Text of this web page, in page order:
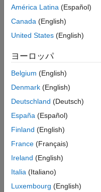
構文
説明
例
バージョン履歴
例
以下の例では、fi オブジ
c = uint16(a)
拡張機能
すべて展開する
C/C++ コード生成
MATLAB® Coder™
América Latina (Español)
Canada (English)
United States (English)
ヨーロッパ
Belgium (English)
Denmark (English)
Deutschland (Deutsch)
España (Español)
Finland (English)
France (Français)
Ireland (English)
Italia (Italiano)
Luxembourg (English)